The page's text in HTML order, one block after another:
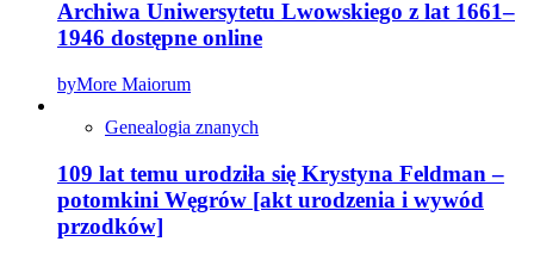
Archiwa Uniwersytetu Lwowskiego z lat 1661–
1946 dostępne online
byMore Maiorum
Genealogia znanych
109 lat temu urodziła się Krystyna Feldman –
potomkini Węgrów [akt urodzenia i wywód
przodków]